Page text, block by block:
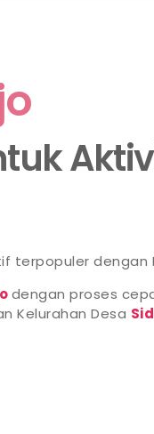
terpopuler dengan
dengan proses
Kelurahan Desa